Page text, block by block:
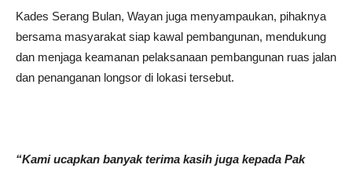
Kades Serang Bulan, Wayan juga menyampaukan, pihaknya
bersama masyarakat siap kawal pembangunan, mendukung
dan menjaga keamanan pelaksanaan pembangunan ruas jalan
dan penanganan longsor di lokasi tersebut.
“Kami ucapkan banyak terima kasih juga kepada Pak